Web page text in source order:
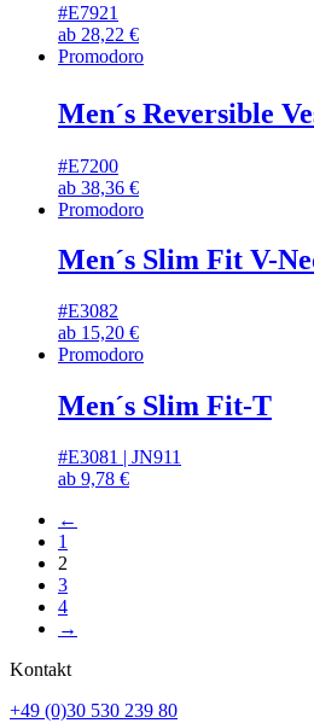
#E7921
ab 28,22 €
Promodoro
Men´s Reversible
#E7200
ab 38,36 €
Promodoro
Men´s Slim Fit V-
#E3082
ab 15,20 €
Promodoro
Men´s Slim Fit-T
#E3081 | JN911
ab 9,78 €
←
1
2
3
4
→
Kontakt
+49 (0)30 530 239 80